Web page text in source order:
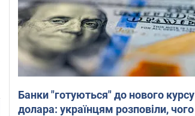
Банки "готуються" до нового курсу
долара: українцям розповіли, чого